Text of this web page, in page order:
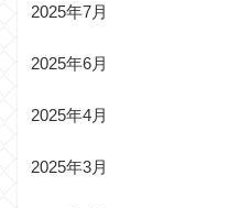
2025年7月
2025年6月
2025年4月
2025年3月